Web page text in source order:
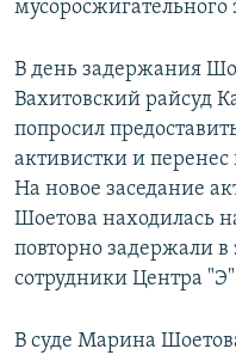
мусоросжигательного
В день задержания
Вахитовский райсуд
попросил
активистки и
На новое заседание
Шоетова находилась
повторно задержали
сотрудники Центра
В суде Марина